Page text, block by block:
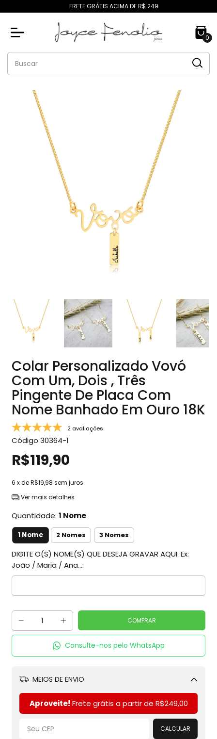
FRETE GRÁTIS ACIMA DE R$ 249
0
Colar Personalizado Vovó
Com Um, Dois , Três
Pingente De Placa Com
Nome Banhado Em Ouro 18K
2 avaliações
Código 30364-1
R$119,90
6 x deR$19,98 sem juros
Ver mais detalhes
Quantidade: 1 Nome
1 Nome 2 Nomes 3 Nomes
DIGITE O(S) NOME(S) QUE DESEJA GRAVAR AQUI: Ex:
João / Maria / Ana...:
Consulte-nos pelo WhatsApp
MEIOS DE ENVIO
Aproveite! Frete grátis a partir de R$249,00
CALCULAR